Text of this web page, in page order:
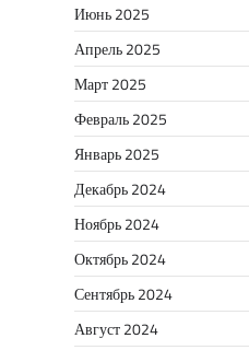
Июнь 2025
Апрель 2025
Март 2025
Февраль 2025
Январь 2025
Декабрь 2024
Ноябрь 2024
Октябрь 2024
Сентябрь 2024
Август 2024